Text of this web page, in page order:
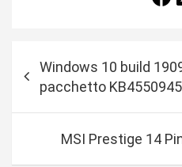
Windows 10 build
pacchetto KB4550945
MSI Prestige 14